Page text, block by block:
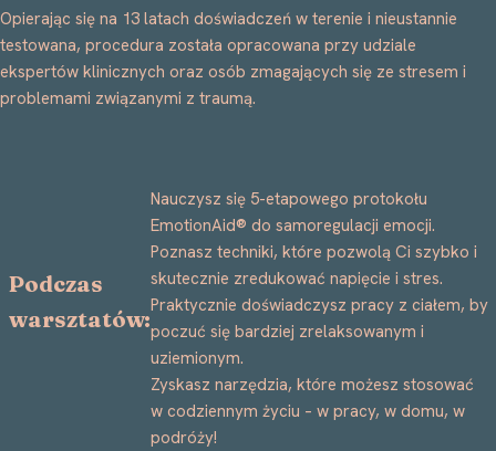
Opierając się na 13 latach doświadczeń w terenie i nieustannie
testowana, procedura została opracowana przy udziale
ekspertów klinicznych oraz osób zmagających się ze stresem i
problemami związanymi z traumą.
Podczas
warsztatów:
Nauczysz się 5-etapowego protokołu
EmotionAid® do samoregulacji emocji.
Poznasz techniki, które pozwolą Ci szybko i
skutecznie zredukować napięcie i stres.
Praktycznie doświadczysz pracy z ciałem, by
poczuć się bardziej zrelaksowanym i
uziemionym.
Zyskasz narzędzia, które możesz stosować
w codziennym życiu – w pracy, w domu, w
podróży!